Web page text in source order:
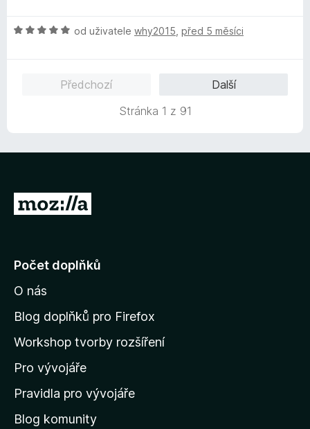
n
H
z
5
od uživatele why2015 před 5 měsíci
Předchozí
Další
Stránka 1 z 91
P
j
t
n
d
o
m
v
Počet doplňků
O nás
Blog doplňků pro Firefox
Workshop tvorby rozšíření
Pro vývojáře
Pravidla pro vývojáře
Blog komunity